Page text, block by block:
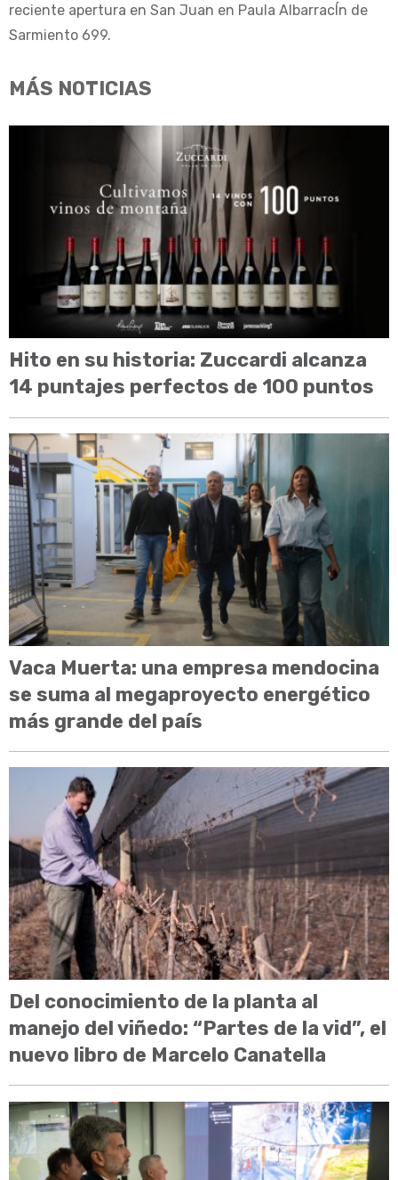
reciente apertura en San Juan en Paula AlbarracÍn de
Sarmiento 699.
MÁS NOTICIAS
Hito en su historia: Zuccardi alcanza
14 puntajes perfectos de 100 puntos
Vaca Muerta: una empresa mendocina
se suma al megaproyecto energético
más grande del país
Del conocimiento de la planta al
manejo del viñedo: “Partes de la vid”, el
nuevo libro de Marcelo Canatella